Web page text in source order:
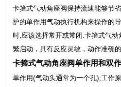
卡箍式气动角座阀保持流速能够节
护的单作用气动执行机构来操作的
时,应该选择常开或常闭.卡箍式气
繁启动，具有反应灵敏，动作准确的
卡箍式气动角座阀单作用和双
单作用(气动头通常为一个孔);工作